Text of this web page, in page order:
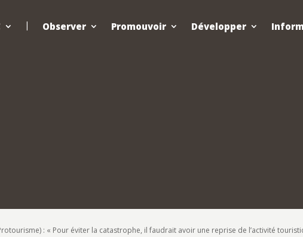
Observer Promouvoir Développer
: « Pour éviter la catastrophe, il faudrait avoir une reprise de l’activité